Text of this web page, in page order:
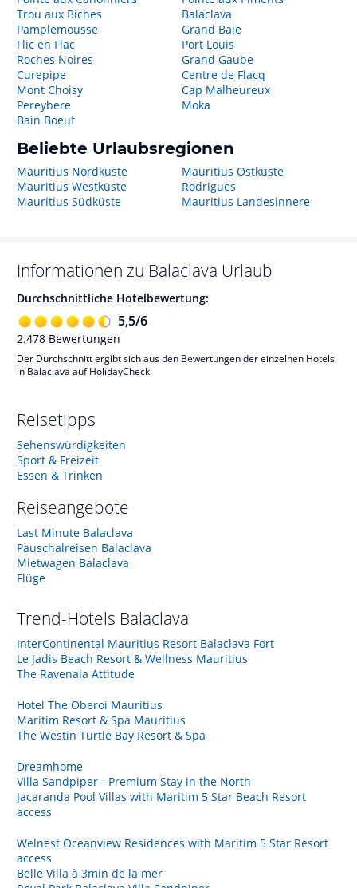
Trou aux Biches
Pamplemousse
Flic en Flac
Roches Noires
Curepipe
Mont Choisy
Pereybere
Bain Boeuf
Balaclava
Grand Baie
Port Louis
Grand Gaube
Centre de Flacq
Cap Malheureux
Moka
Beliebte Urlaubsregionen
Mauritius Nordküste
Mauritius Westküste
Mauritius Südküste
Mauritius Ostküste
Rodrigues
Mauritius Landesinnere
Informationen zu Balaclava Urlaub
Durchschnittliche Hotelbewertung:
5,5/6
2.478 Bewertungen
Der Durchschnitt ergibt sich aus den Bewertungen der einzelnen Hotels
in Balaclava auf HolidayCheck.
Reisetipps
Sehenswürdigkeiten
Sport & Freizeit
Essen & Trinken
Reiseangebote
Last Minute Balaclava
Pauschalreisen Balaclava
Mietwagen Balaclava
Flüge
Trend-Hotels Balaclava
InterContinental Mauritius Resort Balaclava Fort
Le Jadis Beach Resort & Wellness Mauritius
The Ravenala Attitude
Hotel The Oberoi Mauritius
Maritim Resort & Spa Mauritius
The Westin Turtle Bay Resort & Spa
Dreamhome
Villa Sandpiper - Premium Stay in the North
Jacaranda Pool Villas with Maritim 5 Star Beach Resort
access
Welnest Oceanview Residences with Maritim 5 Star Resort
access
Belle Villa à 3min de la mer